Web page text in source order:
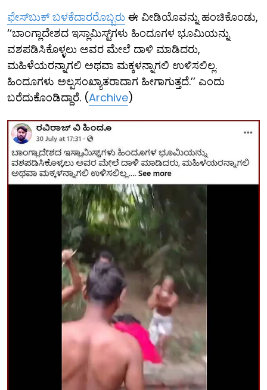
ಫೇಸ್​ಬುಕ್ ಬಳಕೆದಾರರೊಬ್ಬರು ಈ ವೀಡಿಯೊವನ್ನು ಹಂಚಿಕೊಂಡು,
‘‘ಬಾಂಗ್ಲಾದೇಶದ ಇಸ್ಲಾಮಿಸ್ಟ್‌ಗಳು ಹಿಂದೂಗಳ ಭೂಮಿಯನ್ನು
ವಶಪಡಿಸಿಕೊಳ್ಳಲು ಅವರ ಮೇಲೆ ದಾಳಿ ಮಾಡಿದರು,
ಮಹಿಳೆಯರನ್ನಾಗಲಿ ಅಥವಾ ಮಕ್ಕಳನ್ನಾಗಲಿ ಉಳಿಸಲಿಲ್ಲ.
ಹಿಂದೂಗಳು ಅಲ್ಪಸಂಖ್ಯಾತರಾದಾಗ ಹೀಗಾಗುತ್ತದೆ.’’ ಎಂದು
ಬರೆದುಕೊಂಡಿದ್ದಾರೆ. (Archive)